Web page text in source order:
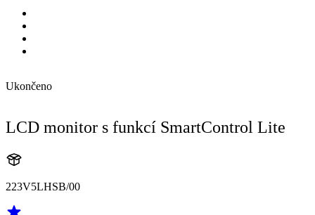
Ukončeno
LCD monitor s funkcí SmartControl Lite
223V5LHSB/00